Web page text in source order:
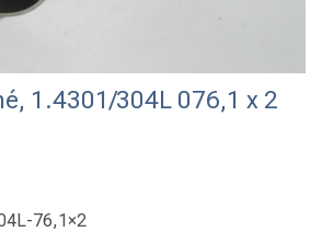
1.4301/304L 076,1 x 2
76,1×2